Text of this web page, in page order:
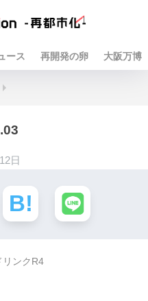
ース 再開発の卵 大阪万博
日
リンクR4